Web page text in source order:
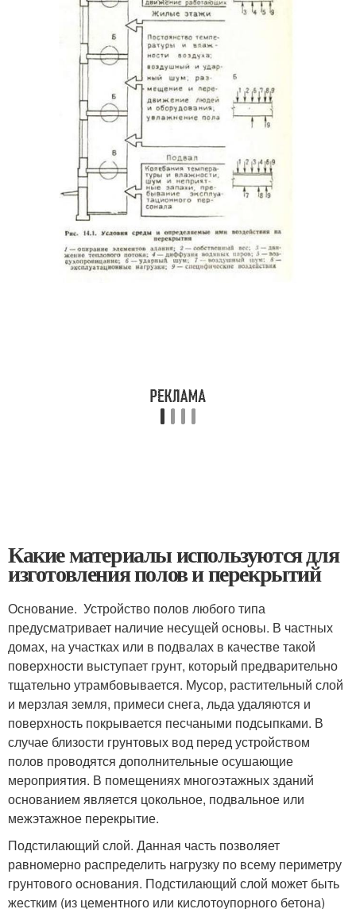
Какие материалы используются для
изготовления полов и перекрытий
Основание. Устройство полов любого типа
предусматривает наличие несущей основы. В частных
домах, на участках или в подвалах в качестве такой
поверхности выступает грунт, который предварительно
тщательно утрамбовывается. Мусор, растительный слой
и мерзлая земля, примеси снега, льда удаляются и
поверхность покрывается песчаными подсыпками. В
случае близости грунтовых вод перед устройством
полов проводятся дополнительные осушающие
мероприятия. В помещениях многоэтажных зданий
основанием является цокольное, подвальное или
межэтажное перекрытие.
Подстилающий слой. Данная часть позволяет
равномерно распределить нагрузку по всему периметру
грунтового основания. Подстилающий слой может быть
жестким (из цементного или кислотоупорного бетона)